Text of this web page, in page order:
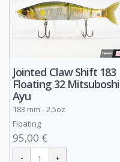
Jointed Claw Shift 183
Floating 32 Mitsuboshi
Ayu
183 mm - 2.5oz
Floating
95,00 €